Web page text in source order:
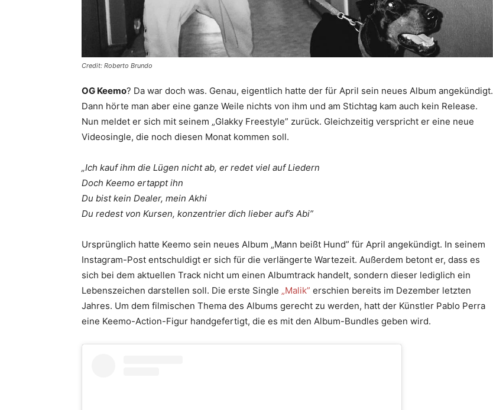
Credit: Roberto Brundo
OG Keemo? Da war doch was. Genau, eigentlich hatte der für April sein neues Album angekündigt.
Dann hörte man aber eine ganze Weile nichts von ihm und am Stichtag kam auch kein Release.
Nun meldet er sich mit seinem „Glakky Freestyle” zurück. Gleichzeitig verspricht er eine neue
Videosingle, die noch diesen Monat kommen soll.
„Ich kauf ihm die Lügen nicht ab, er redet viel auf Liedern
Doch Keemo ertappt ihn
Du bist kein Dealer, mein Akhi
Du redest von Kursen, konzentrier dich lieber auf’s Abi”
Ursprünglich hatte Keemo sein neues Album „Mann beißt Hund” für April angekündigt. In seinem
Instagram-Post entschuldigt er sich für die verlängerte Wartezeit. Außerdem betont er, dass es
sich bei dem aktuellen Track nicht um einen Albumtrack handelt, sondern dieser lediglich ein
Lebenszeichen darstellen soll. Die erste Single „Malik” erschien bereits im Dezember letzten
Jahres. Um dem filmischen Thema des Albums gerecht zu werden, hatt der Künstler Pablo Perra
eine Keemo-Action-Figur handgefertigt, die es mit den Album-Bundles geben wird.